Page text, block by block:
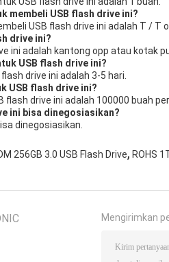
membeli USB flash drive ini?
USB flash drive ini adalah T / T
drive ini?
ini adalah kantong opp atau kotak
USB flash drive ini?
drive ini adalah 3-5 hari.
USB flash drive ini?
flash drive ini adalah 100000 buah
ini bisa dinegosiasikan?
dinegosiasikan.
256GB 3.0 USB Flash Drive, ROHS
Mengirimkan